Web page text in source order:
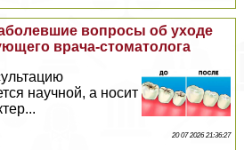
вопросы об уходе
врача-стоматолога
научной, а носит
20 07 2026 21:36:27